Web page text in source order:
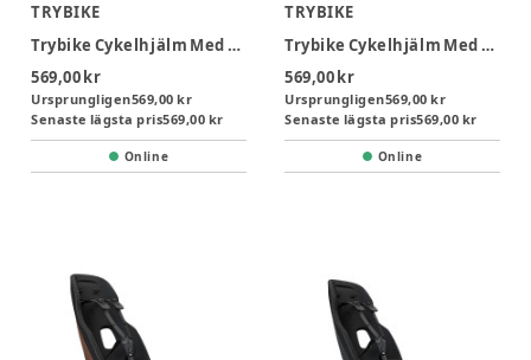
TRYBIKE
Trybike Cykelhjälm Med Retrolook - Vintage Grön S/M
569,00 kr
Ursprungligen569,00 kr
Senaste lägsta pris569,00 kr
Online
TRYBIKE
Trybike Cykelhjälm Med Retrolook - Antracitgrå S/M
569,00 kr
Ursprungligen569,00 kr
Senaste lägsta pris569,00 kr
Online